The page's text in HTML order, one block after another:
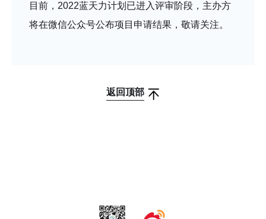
目前，2022蓝天力计划已进入评审阶段，主办方
将在微信公众号公布项目申请结果，敬请关注。
返回顶部